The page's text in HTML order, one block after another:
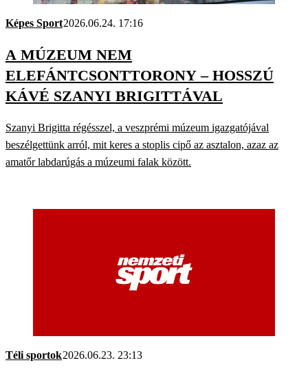
Képes Sport2026.06.24. 17:16
A MÚZEUM NEM
ELEFÁNTCSONTTORONY – HOSSZÚ
KÁVÉ SZANYI BRIGITTÁVAL
Szanyi Brigitta régésszel, a veszprémi múzeum igazgatójával
beszélgettünk arról, mit keres a stoplis cipő az asztalon, azaz az
amatőr labdarúgás a múzeumi falak között.
Téli sportok2026.06.23. 23:13